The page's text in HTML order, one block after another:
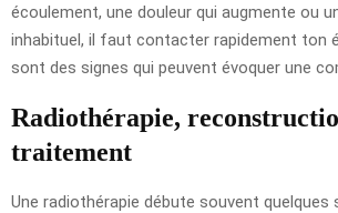
écoulement, une douleur qui augmente ou
inhabituel, il faut contacter rapidement ton
sont des signes qui peuvent évoquer une
Radiothérapie,
traitement
Une radiothérapie débute souvent quelques